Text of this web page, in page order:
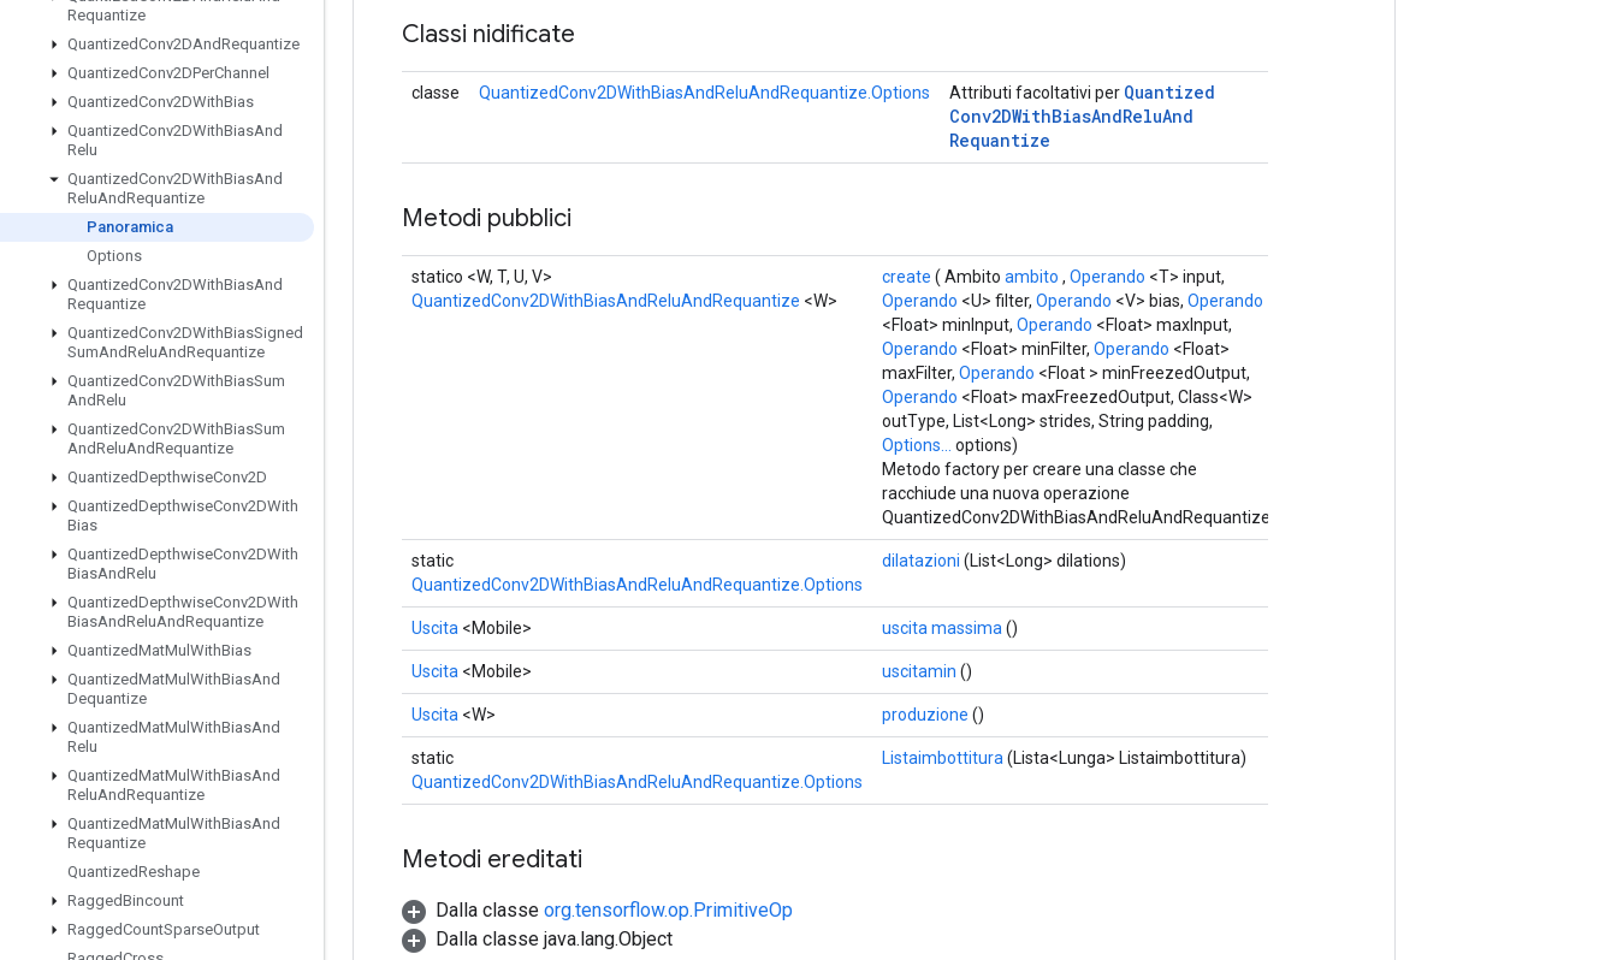
Requantize
QuantizedConv2DAndRequantize
QuantizedConv2DPerChannel
QuantizedConv2DWithBias
QuantizedConv2DWithBiasAnd
Relu
QuantizedConv2DWithBiasAnd
ReluAndRequantize
Panoramica
Options
QuantizedConv2DWithBiasAnd
Requantize
QuantizedConv2DWithBiasSigned
SumAndReluAndRequantize
QuantizedConv2DWithBiasSum
AndRelu
QuantizedConv2DWithBiasSum
AndReluAndRequantize
QuantizedDepthwiseConv2D
QuantizedDepthwiseConv2DWith
Bias
QuantizedDepthwiseConv2DWith
BiasAndRelu
QuantizedDepthwiseConv2DWith
BiasAndReluAndRequantize
QuantizedMatMul WithBias
QuantizedMatMul WithBiasAnd
Dequantize
QuantizedMatMul WithBiasAnd
Relu
QuantizedMatMul WithBiasAnd
ReluAndRequantize
QuantizedMatMul WithBiasAnd
Requantize
QuantizedReshape
RaggedBincount
RaggedCountSparseOutput
Classi nidificate
classe QuantizedConv2DWithBiasAndReluAndRequantize.Options Attributi facoltativi per Quantized
Conv2DWithBiasAndReluAnd
Requantize
Metodi pubblici
statico <W, T, U, V>
QuantizedConv2DWithBiasAndReluAndRequantize <W>
create ( Ambito ambito , Operando <T> input,
Operando <U> filter, Operando <V> bias, Operando
<Float> minInput, Operando <Float> maxInput,
Operando <Float> minFilter, Operando <Float>
maxFilter, Operando <Float > minFreezedOutput,
Operando <Float> maxFreezedOutput, Class<W>
outType, List<Long> strides, String padding,
Options...
options)
Metodo factory per creare una classe che
racchiude una nuova operazione
QuantizedConv2DWithBiasAndReluAndRequantize.
static
QuantizedConv2DWithBiasAndReluAndRequantize.Options
dilatazioni (List<Long> dilations)
Uscita <Mobile> uscita massima ()
Uscita <Mobile> uscitamin ()
Uscita <W> produzione ()
static
QuantizedConv2DWithBiasAndReluAndRequantize.Options
Listaimbottitura (Lista<Lunga> Listaimbottitura)
Metodi ereditati
Dalla classe org.tensorflow.op.PrimitiveOp
Dalla classe java.lang.Object